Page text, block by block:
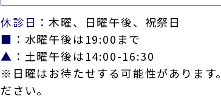
休診日：木曜、日曜午後、祝祭日
■： 水曜午後は19:00まで
▲： 土曜午後は14:00-16:30
※日曜はお待たせする可能性があります
ださい。